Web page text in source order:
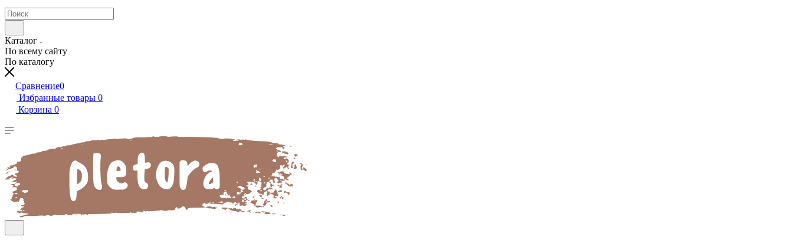
Каталог
По всему сайту
По каталогу
Сравнение0
Избранные товары 0
Корзина 0